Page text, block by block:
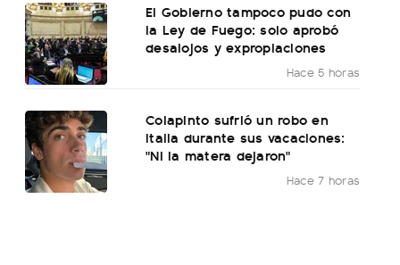
El Gobierno tampoco pudo con
la Ley de Fuego: solo aprobó
desalojos y expropiaciones
Hace 5 horas
Colapinto sufrió un robo en
Italia durante sus vacaciones:
"Ni la matera dejaron"
Hace 7 horas